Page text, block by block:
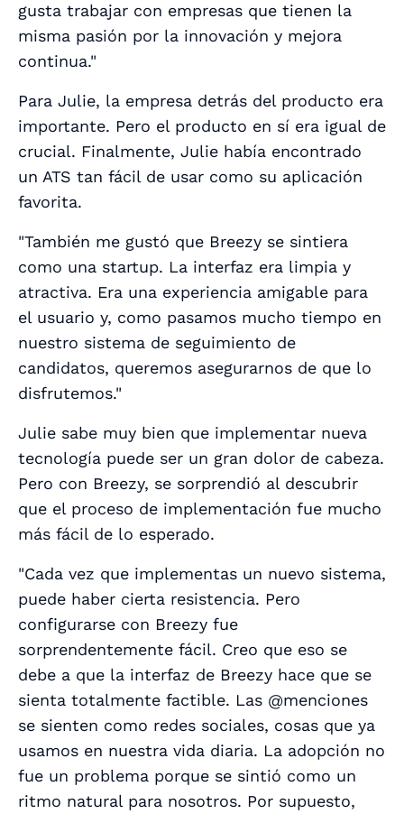
gusta trabajar con empresas que tienen la
misma pasión por la innovación y mejora
continua."
Para Julie, la empresa detrás del producto era
importante. Pero el producto en sí era igual de
crucial. Finalmente, Julie había encontrado
un ATS tan fácil de usar como su aplicación
favorita.
"También me gustó que Breezy se sintiera
como una startup. La interfaz era limpia y
atractiva. Era una experiencia amigable para
el usuario y, como pasamos mucho tiempo en
nuestro sistema de seguimiento de
candidatos, queremos asegurarnos de que lo
disfrutemos."
Julie sabe muy bien que implementar nueva
tecnología puede ser un gran dolor de cabeza.
Pero con Breezy, se sorprendió al descubrir
que el proceso de implementación fue mucho
más fácil de lo esperado.
"Cada vez que implementas un nuevo sistema,
puede haber cierta resistencia. Pero
configurarse con Breezy fue
sorprendentemente fácil. Creo que eso se
debe a que la interfaz de Breezy hace que se
sienta totalmente factible. Las @menciones
se sienten como redes sociales, cosas que ya
usamos en nuestra vida diaria. La adopción no
fue un problema porque se sintió como un
ritmo natural para nosotros. Por supuesto,